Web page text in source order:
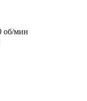
об/мин